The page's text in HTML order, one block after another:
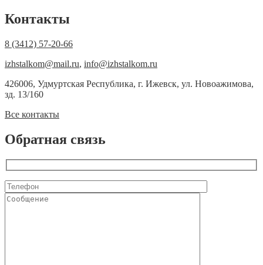
Контакты
8 (3412) 57-20-66
izhstalkom@mail.ru, info@izhstalkom.ru
426006, Удмуртская Республика, г. Ижевск, ул. Новоажимова,
зд. 13/160
Все контакты
Обратная связь